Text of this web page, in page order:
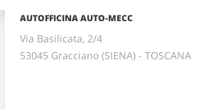
AUTOFFICINA AUTO-MECC
Via Basilicata, 2/4
53045 Gracciano (SIENA) - TOSCANA